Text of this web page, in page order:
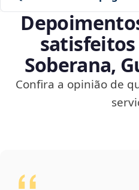
satisfeitos
Soberana,
Confira a opinião de